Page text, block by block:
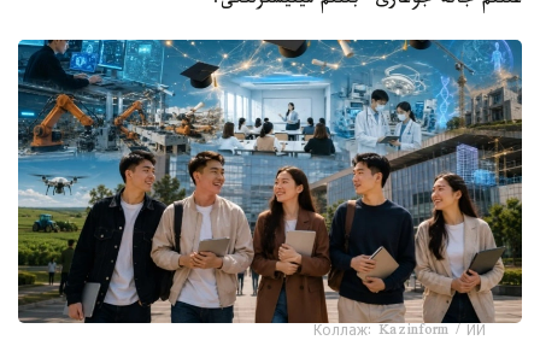
Коллаж: Kazinform / ИИ